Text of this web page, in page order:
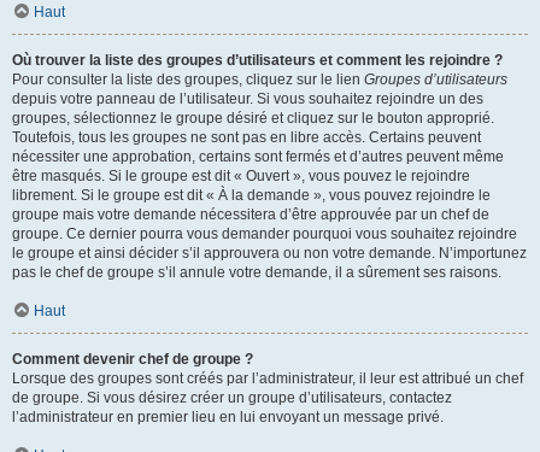
Haut
Où trouver la liste des groupes d’utilisateurs et comment les rejoindre ?
Pour consulter la liste des groupes, cliquez sur le lien Groupes d’utilisateurs
depuis votre panneau de l’utilisateur. Si vous souhaitez rejoindre un des
groupes, sélectionnez le groupe désiré et cliquez sur le bouton approprié.
Toutefois, tous les groupes ne sont pas en libre accès. Certains peuvent
nécessiter une approbation, certains sont fermés et d’autres peuvent même
être masqués. Si le groupe est dit « Ouvert », vous pouvez le rejoindre
librement. Si le groupe est dit « À la demande », vous pouvez rejoindre le
groupe mais votre demande nécessitera d’être approuvée par un chef de
groupe. Ce dernier pourra vous demander pourquoi vous souhaitez rejoindre
le groupe et ainsi décider s’il approuvera ou non votre demande. N’importunez
pas le chef de groupe s’il annule votre demande, il a sûrement ses raisons.
Haut
Comment devenir chef de groupe ?
Lorsque des groupes sont créés par l’administrateur, il leur est attribué un chef
de groupe. Si vous désirez créer un groupe d’utilisateurs, contactez
l’administrateur en premier lieu en lui envoyant un message privé.